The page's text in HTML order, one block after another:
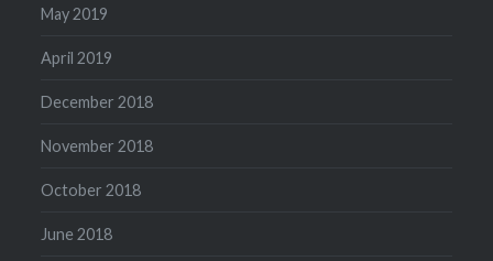
May 2019
April 2019
December 2018
November 2018
October 2018
June 2018